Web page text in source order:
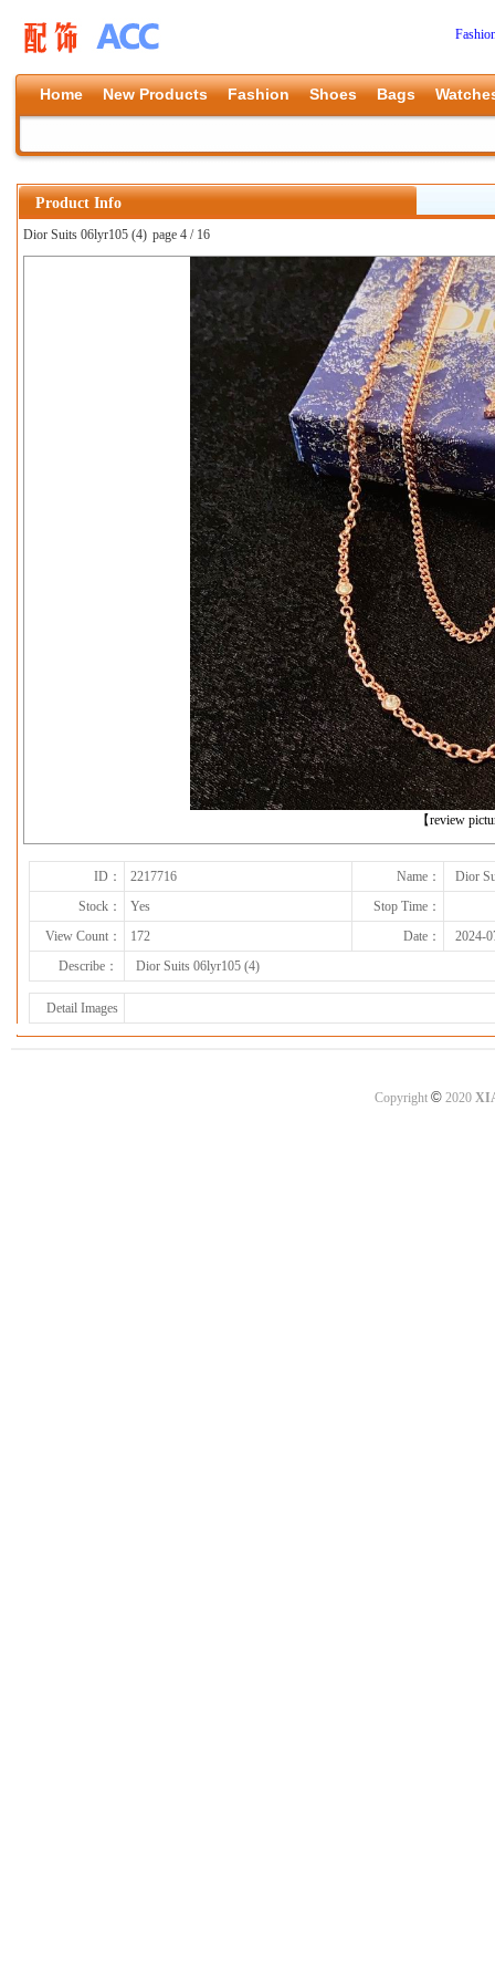
Home New Products Fashion Shoes Bags
Product Info
Dior Suits 06lyr105 (4) page 4 / 16
【review
上一张
下一张
ID： 2217716 Name：
Dior
Stock：
Yes
Stop Time：
View Count：
172 Date：
2024-
Describe：
Dior Suits 06lyr105 (4)
Detail Images
Copyright ©2020